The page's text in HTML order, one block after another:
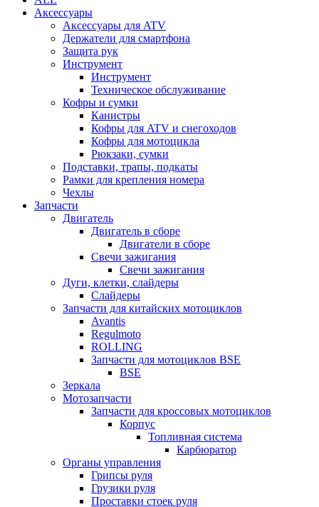
Аксессуары
Аксессуары для ATV
Держатели для смартфона
Защита рук
Инструмент
Инструмент
Техническое обслуживание
Кофры и сумки
Канистры
Кофры для ATV и снегоходов
Кофры для мотоцикла
Рюкзаки, сумки
Подставки, трапы, подкаты
Рамки для крепления номера
Чехлы
Запчасти
Двигатель
Двигатель в сборе
Двигатели в сборе
Свечи зажигания
Свечи зажигания
Дуги, клетки, слайдеры
Слайдеры
Запчасти для китайских мотоциклов
Avantis
Regulmoto
ROLLING
Запчасти для мотоциклов BSE
BSE
Зеркала
Мотозапчасти
Запчасти для кроссовых мотоциклов
Корпус
Топливная система
Карбюратор
Органы управления
Грипсы руля
Грузики руля
Проставки стоек руля